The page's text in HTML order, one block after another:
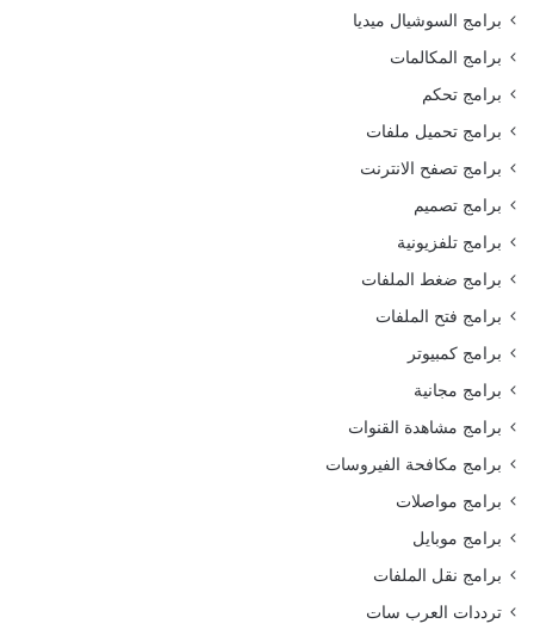
برامج السوشيال ميديا
برامج المكالمات
برامج تحكم
برامج تحميل ملفات
برامج تصفح الانترنت
برامج تصميم
برامج تلفزيونية
برامج ضغط الملفات
برامج فتح الملفات
برامج كمبيوتر
برامج مجانية
برامج مشاهدة القنوات
برامج مكافحة الفيروسات
برامج مواصلات
برامج موبايل
برامج نقل الملفات
ترددات العرب سات